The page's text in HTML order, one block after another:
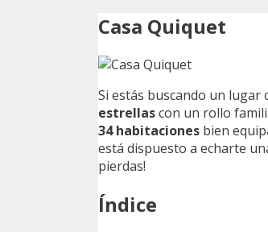
Casa Quiquet
Si estás buscando un lugar
estrellascon un rollo
34 habitaciones bien
está dispuesto a echarte
pierdas!
Índice